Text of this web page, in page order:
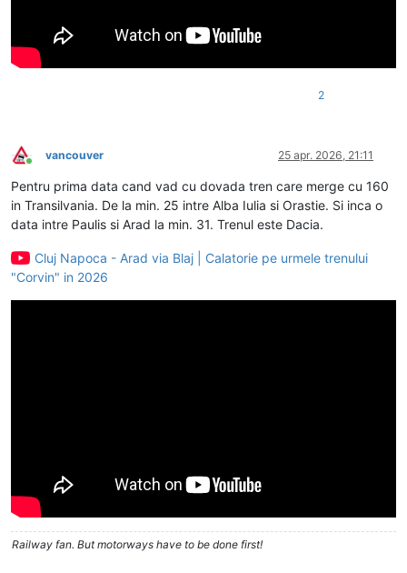
2
Conectat
vancouver 25 apr. 2026, 21:11
Pentru prima data cand vad cu dovada tren care merge cu 160
in Transilvania. De la min. 25 intre Alba Iulia si Orastie. Si inca o
data intre Paulis si Arad la min. 31. Trenul este Dacia.
Cluj Napoca - Arad via Blaj | Calatorie pe urmele trenului
"Corvin" in 2026
Railway fan. But motorways have to be done first!